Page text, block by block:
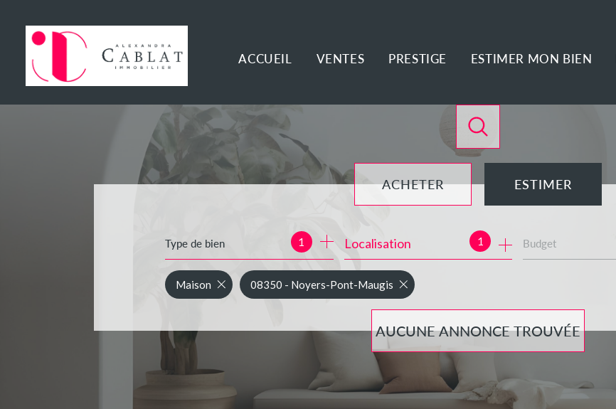
ACCUEIL VENTES PRESTIGE ESTIMER MON BIEN
ACHETER
de l'immo pro
ESTIMER
Type de bien 1 1
Localisation Budget
AUCUNE ANNONCE TROUVÉE
Maison 08350 - Noyers-Pont-Maugis